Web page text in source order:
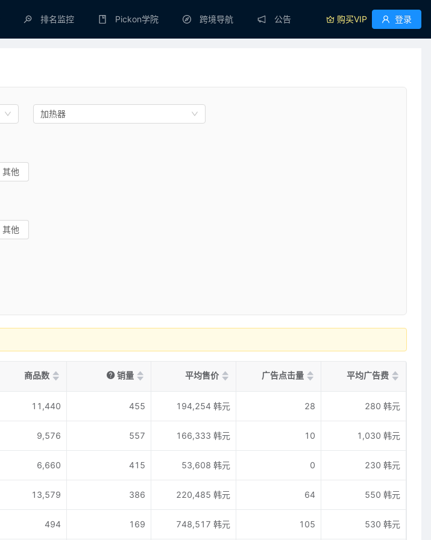
排名监控 Pickon学院 跨境导航 公告 购买VIP 登录
加热器
其他
其他
商品数 销量 平均售价 广告点击量 平均广告费
11,440 455 194,254 韩元 28 280 韩元
9,576 557 166,333 韩元 10 1,030 韩元
6,660 415 53,608 韩元 0 230 韩元
13,579 386 220,485 韩元 64 550 韩元
494 169 748,517 韩元 105 530 韩元